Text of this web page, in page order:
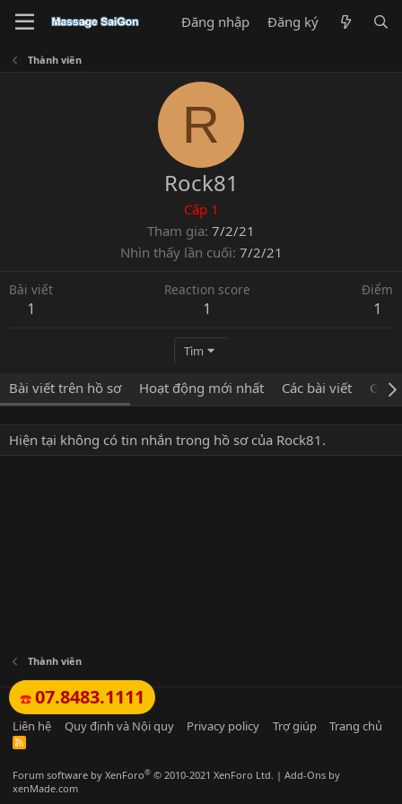
Đăng nhập Đăng ký
Thành viên
R
Rock81
Cấp 1
Tham gia 7/2/21
Nhìn thấy lần cuối 7/2/21
Bài viết
1
Reaction score
1
Điểm
1
Tìm
Bài viết trên hồ sơ Hoạt động mới nhất Các bài viết Giới
Hiện tại không có tin nhắn trong hồ sơ của Rock81.
☎️ 07.8483.1111
Thành viên
Tiếng Việt (VN)
Liên hệ
Quy định và Nội quy Privacy policy Trợ giúp Trang chủ
R
Forum software by XenForo® © 2010-2021 XenForo Ltd. | Add-Ons by
xenMade.com